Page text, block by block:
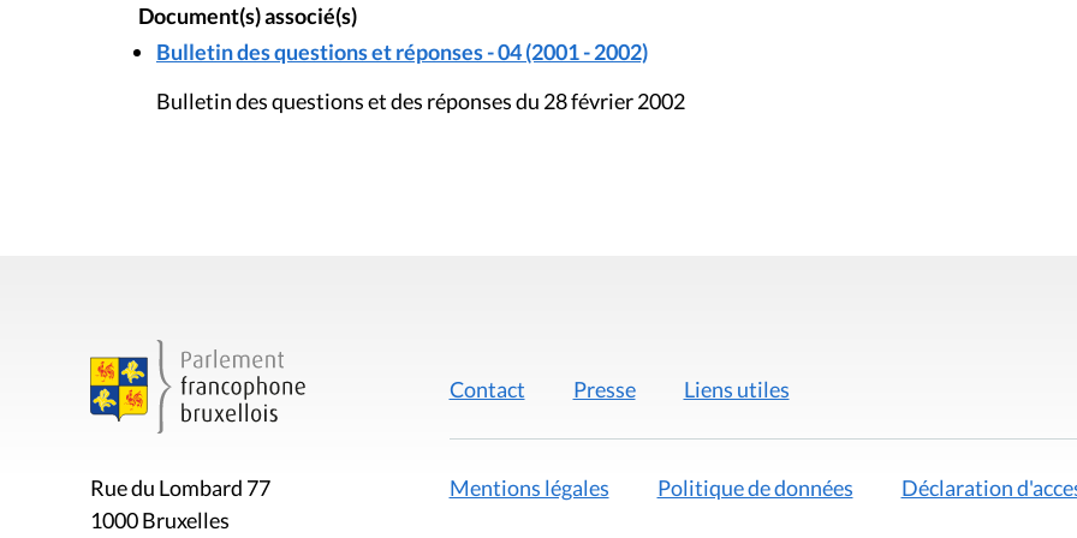
Document(s) associé(s)
Bulletin des questions et réponses - 04 (2001 - 2002)
Bulletin des questions et des réponses du 28 février 2002
Rue du Lombard 77
1000 Bruxelles
Contact Presse Liens utiles
Mentions légales Politique de données Déclaration